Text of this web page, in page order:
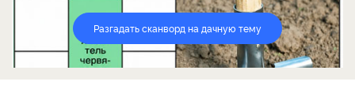
Разгадать сканворд на дачную тему